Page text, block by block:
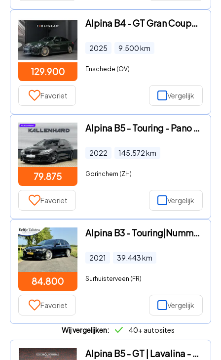
129.900
Alpina B4 - GT Gran Coupe *Nr. 50 / Brewster Green / Schuif-/kanteldak /
2025 9.500km
Enschede (OV)
Favoriet Vergelijk
79.875
Alpina B5 - Touring - Pano - Bowers & Wilkins - Sperre - Massage + Venti
2022 145.572km
Gorinchem (ZH)
Favoriet Vergelijk
84.800
Alpina B3 - Touring|Nummer 099|Tartufo Merino interieur|H&K|Topstaat
2021 39.443km
Surhuisterveen (FR)
Favoriet Vergelijk
Wij vergelijken: 40+ autosites
Alpina B5 - GT | Lavalina - Alpina Grün - Nieuw